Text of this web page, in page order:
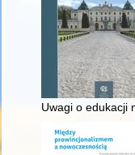
Uwagi o edukacji